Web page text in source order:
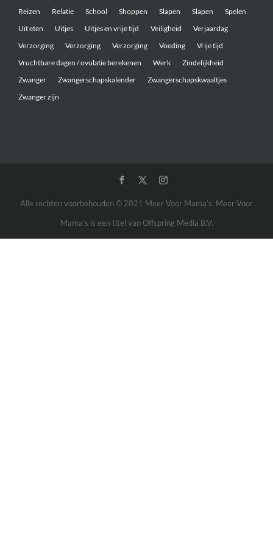
Reizen
Relatie School Shoppen Slapen Slapen
Spelen
Uit eten
Uitjes Uitjes en vrije tijd Veiligheid
Verjaardag
Verzorging
Verzorging Verzorging Voeding
Vrije tijd
Vruchtbare dagen / ovulatie berekenen
Werk
Zindelijkheid
Zwanger
Zwangerschapskalender
Zwangerschapskwaaltjes
Zwanger zijn
Alle rechten voorbehouden © 2021 Meer Voor Mama’s. Meer Voor
Mama's is een titel van Offspring Media B.V.